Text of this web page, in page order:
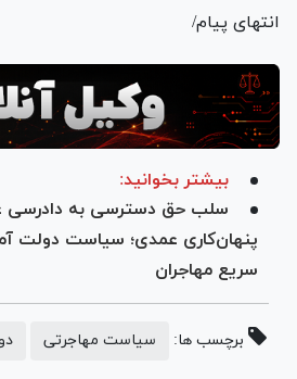
انتهای پیام/
بیشتر بخوانید:
سلب حق دسترسی به دادرسی
پنهان‌کاری عمدی؛ سیاست دولت
سریع مهاجران
برچسب ها: سیاست مهاجرتی